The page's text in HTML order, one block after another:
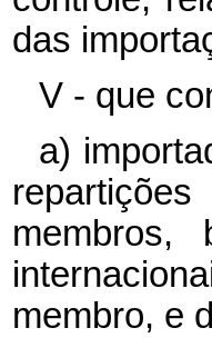
das
V - que
a)
membros,
membro, e